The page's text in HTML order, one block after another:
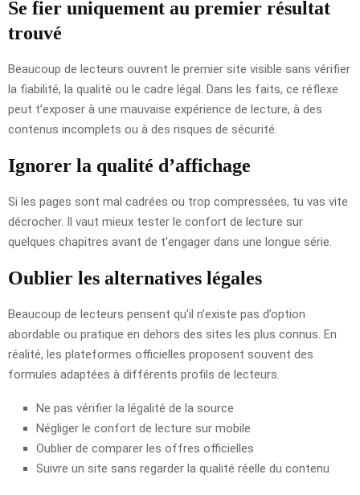
Se fier uniquement au premier résultat
trouvé
Beaucoup de lecteurs ouvrent le premier site visible sans vérifier
la fiabilité, la qualité ou le cadre légal. Dans les faits, ce réflexe
peut t’exposer à une mauvaise expérience de lecture, à des
contenus incomplets ou à des risques de sécurité.
Ignorer la qualité d’affichage
Si les pages sont mal cadrées ou trop compressées, tu vas vite
décrocher. Il vaut mieux tester le confort de lecture sur
quelques chapitres avant de t’engager dans une longue série.
Oublier les alternatives légales
Beaucoup de lecteurs pensent qu’il n’existe pas d’option
abordable ou pratique en dehors des sites les plus connus. En
réalité, les plateformes officielles proposent souvent des
formules adaptées à différents profils de lecteurs.
Ne pas vérifier la légalité de la source
Négliger le confort de lecture sur mobile
Oublier de comparer les offres officielles
Suivre un site sans regarder la qualité réelle du contenu